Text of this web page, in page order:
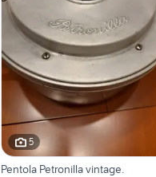
5
Pentola Petronilla vintage.